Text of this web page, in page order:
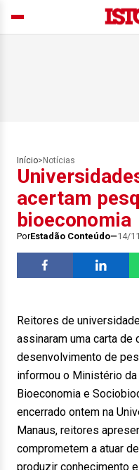
Início> Notícias
acertam
bioeconomia
PorEstadão Conteúdo 14/
Reitores de
assinaram uma carta
desenvolvimento de
informou o Ministério da
Bioeconomia e
encerrado ontem na
Manaus, reitores
comprometem a atuar
produzir conhecimento